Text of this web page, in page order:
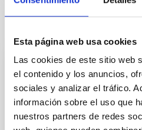
Esta página web usa cookies
Las cookies de este sitio web
el contenido y los anuncios,
sociales y analizar el tráfico.
información sobre el uso que
nuestros partners de redes
CONGRESO
Preserving the Skies -
the La Palma
La Palma España